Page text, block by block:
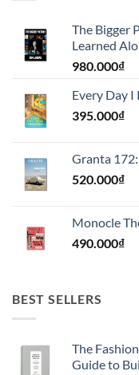
The Bigger
Learned
980.000₫
Every Day I
395.000₫
Granta
520.000₫
Monocle
490.000₫
BEST SELLERS
The
Guide to